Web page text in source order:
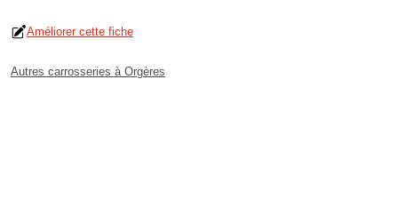
Améliorer cette fiche
Autres carrosseries à Orgères